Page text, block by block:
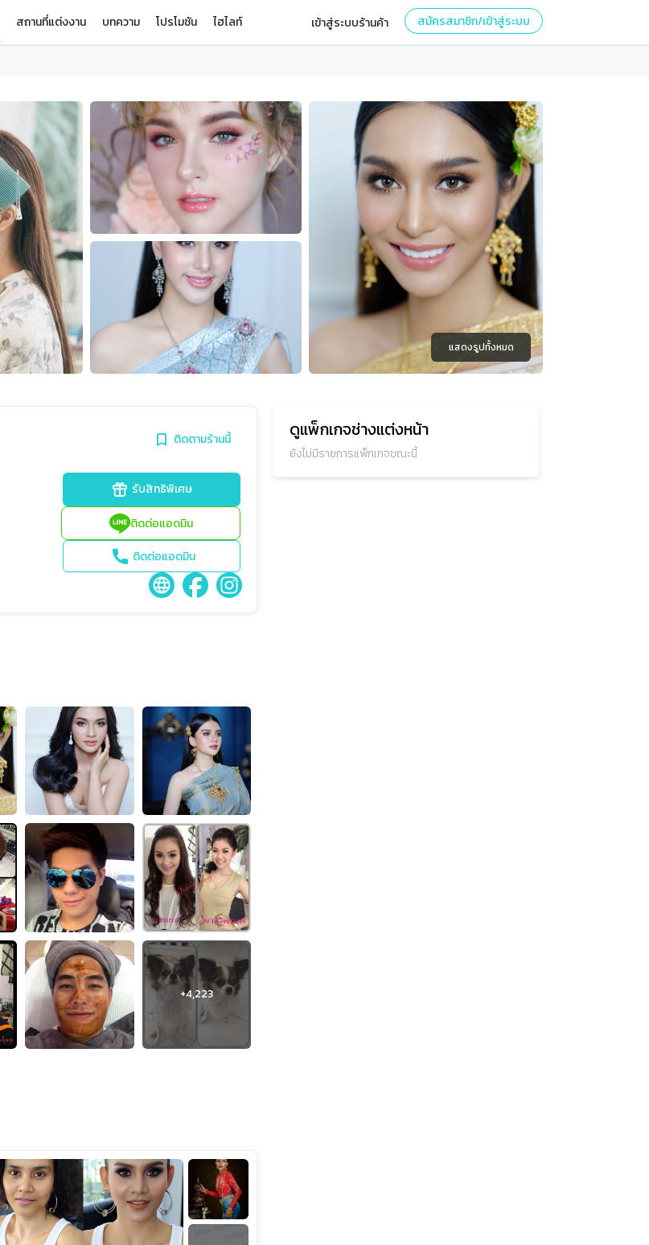
สถานที่แต่งงาน บทความ โปรโมชัน ไฮไลท์ เข้าสู่ระบบร้านค้า สมัครสมาชิก/เข้าสู่ระบบ
แสดงรูปทั้งหมด
ติดตามร้านนี้
รับสิทธิพิเศษ
ติดต่อแอดมิน
ติดต่อแอดมิน
ดูแพ็กเกจช่างแต่งหน้า
ยังไม่มีรายการแพ็กเกจขณะนี้